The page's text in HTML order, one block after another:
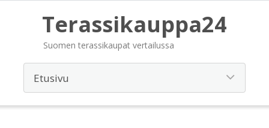
Terassikauppa24
Suomen terassikaupat vertailussa